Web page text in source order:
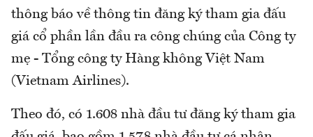
thông báo về thông tin đăng ký tham gia đấu
giá cổ phần lần đầu ra công chúng của Công ty
mẹ - Tổng công ty Hàng không Việt Nam
(Vietnam Airlines).
Theo đó, có 1.608 nhà đầu tư đăng ký tham gia